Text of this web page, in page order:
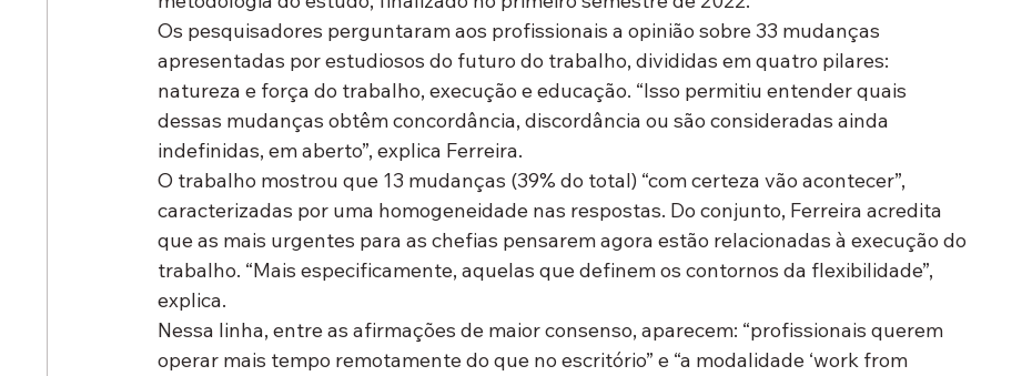
Os pesquisadores perguntaram aos profissionais a opinião sobre 33 mudanças
apresentadas por estudiosos do futuro do trabalho, divididas em quatro pilares:
natureza e força do trabalho, execução e educação. “Isso permitiu entender quais
dessas mudanças obtêm concordância, discordância ou são consideradas ainda
indefinidas, em aberto”, explica Ferreira.
O trabalho mostrou que 13 mudanças (39% do total) “com certeza vão acontecer”,
caracterizadas por uma homogeneidade nas respostas. Do conjunto, Ferreira acredita
que as mais urgentes para as chefias pensarem agora estão relacionadas à execução do
trabalho. “Mais especificamente, aquelas que definem os contornos da flexibilidade”,
explica.
Nessa linha, entre as afirmações de maior consenso, aparecem: “profissionais querem
operar mais tempo remotamente do que no escritório” e “a modalidade ‘work from